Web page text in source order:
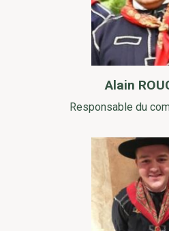
Alain
Responsable du